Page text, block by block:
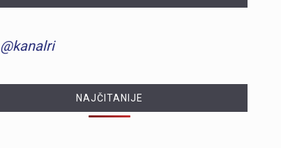
@kanalri
NAJČITANIJE